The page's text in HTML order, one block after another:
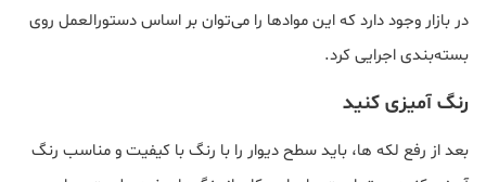
در بازار وجود دارد که این موادها را می‌توان بر اساس دستورالعمل روی
بسته‌بندی اجرایی کرد.
رنگ‌ آمیزی کنید
بعد از رفع لکه‌ ها، باید سطح دیوار را با رنگ با کیفیت و مناسب رنگ‌